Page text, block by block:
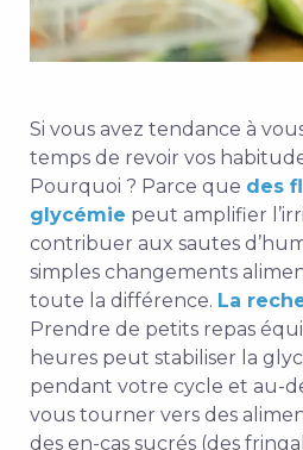
Si vous avez tendance à
temps de revoir vos
Pourquoi ? Parce que des
glycémie peut amplifier
contribuer aux sautes
simples changements
toute la différence. La
Prendre de petits repas
heures peut stabiliser la
pendant votre cycle et au-
vous tourner vers des
des en-cas sucrés (des